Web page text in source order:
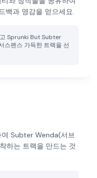
백과 영감을 얻으세요.
Sprunki But Subter
스펜스 가득한 트랙을 선
Subter Wenda(서브
하는 트랙을 만드는 것